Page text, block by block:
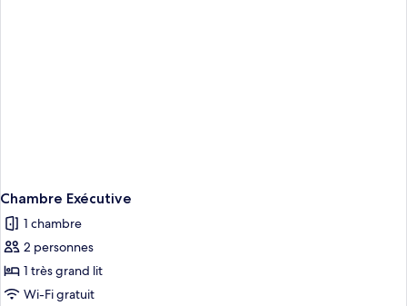
Chambre Exécutive
1 chambre
2 personnes
1 très grand lit
Wi-Fi gratuit